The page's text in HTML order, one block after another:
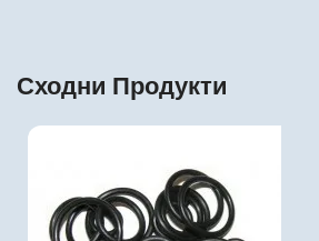
Сходни Продукти